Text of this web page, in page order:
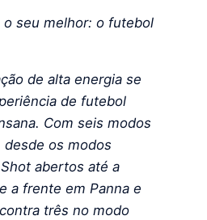
o seu melhor: o futebol
de alta energia se
de futebol
Com seis modos
os modos
abertos até a
a frente em Panna e
três no modo